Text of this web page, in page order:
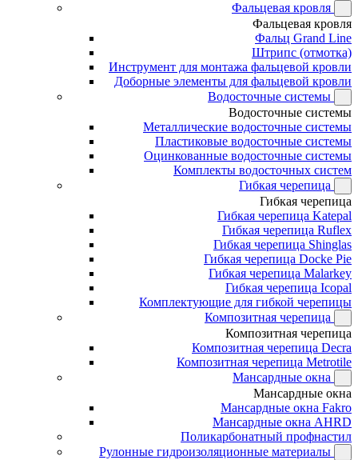
Фальцевая кровля
Фальцевая кровля
Фальц Grand Line
Штрипс (отмотка)
Инструмент для монтажа фальцевой кровли
Доборные элементы для фальцевой кровли
Водосточные системы
Водосточные системы
Металлические водосточные системы
Пластиковые водосточные системы
Оцинкованные водосточные системы
Комплекты водосточных систем
Гибкая черепица
Гибкая черепица
Гибкая черепица Katepal
Гибкая черепица Ruflex
Гибкая черепица Shinglas
Гибкая черепица Docke Pie
Гибкая черепица Malarkey
Гибкая черепица Icopal
Комплектующие для гибкой черепицы
Композитная черепица
Композитная черепица
Композитная черепица Decra
Композитная черепица Metrotile
Мансардные окна
Мансардные окна
Мансардные окна Fakro
Мансардные окна AHRD
Поликарбонатный профнастил
Рулонные гидроизоляционные материалы